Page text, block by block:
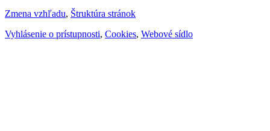
Zmena vzhľadu, Štruktúra stránok
Vyhlásenie o prístupnosti, Cookies, Webové sídlo